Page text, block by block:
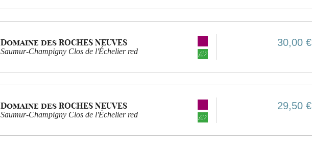
Domaine des ROCHES NEUVES
Saumur-Champigny Clos de l'Échelier red
30,00 €
Domaine des ROCHES NEUVES
Saumur-Champigny Clos de l'Échelier red
29,50 €